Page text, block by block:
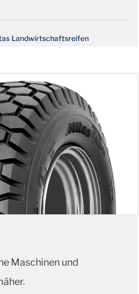
Landwirtschaftsreifen
Maschinen und